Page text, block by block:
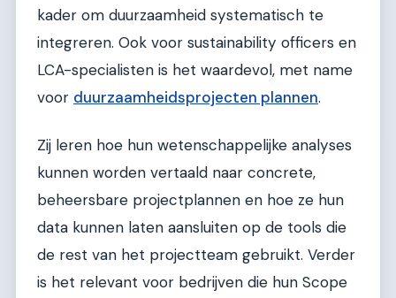
kader om duurzaamheid systematisch te
integreren. Ook voor sustainability officers en
LCA-specialisten is het waardevol, met name
voor duurzaamheidsprojecten plannen.
Zij leren hoe hun wetenschappelijke analyses
kunnen worden vertaald naar concrete,
beheersbare projectplannen en hoe ze hun
data kunnen laten aansluiten op de tools die
de rest van het projectteam gebruikt. Verder
is het relevant voor bedrijven die hun Scope